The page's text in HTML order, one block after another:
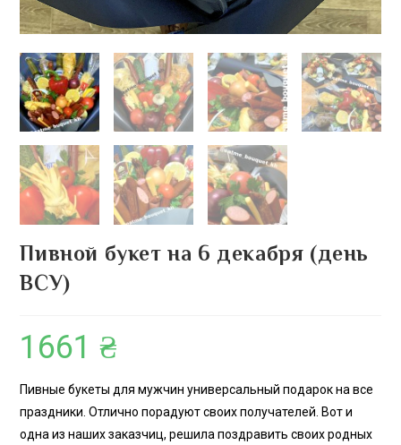
Пивной букет на 6 декабря (день
ВСУ)
1661₴
Пивные букеты для мужчин универсальный подарок на все
праздники. Отлично порадуют своих получателей. Вот и
одна из наших заказчиц, решила поздравить своих родных